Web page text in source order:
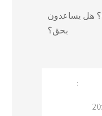
ماذا تقول في دعم OT؟ هل يساعدون
بحق؟
: